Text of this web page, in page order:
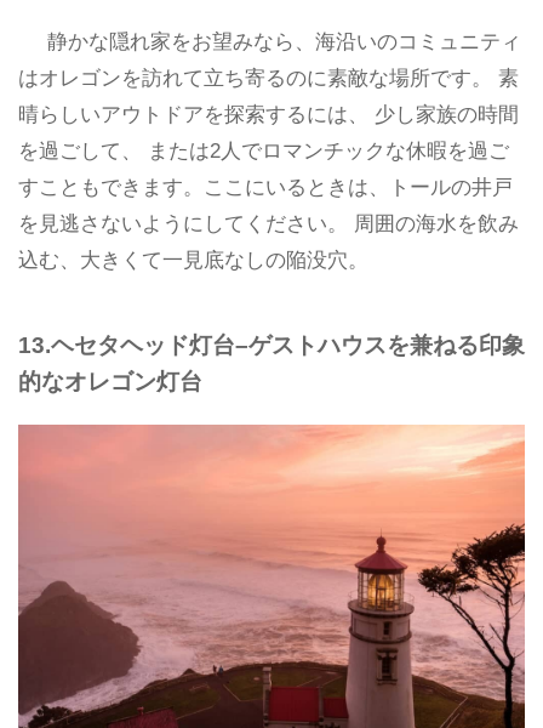
静かな隠れ家をお望みなら、海沿いのコミュニティ
はオレゴンを訪れて立ち寄るのに素敵な場所です。 素
晴らしいアウトドアを探索するには、 少し家族の時間
を過ごして、 または2人でロマンチックな休暇を過ご
すこともできます。ここにいるときは、トールの井戸
を見逃さないようにしてください。 周囲の海水を飲み
込む、大きくて一見底なしの陥没穴。
13.ヘセタヘッド灯台–ゲストハウスを兼ねる印象
的なオレゴン灯台